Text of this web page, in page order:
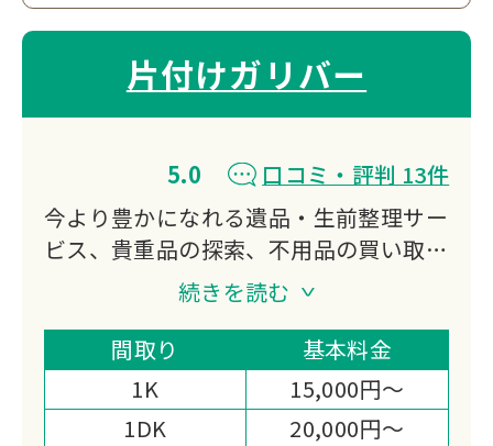
片付けガリバー
5.0
口コミ・評判 13件
今より豊かになれる遺品・生前整理サー
ビス、貴重品の探索、不用品の買い取
り、特殊清掃、ゴミ屋敷対応などをご提
供する会社になります。
私たち片付けガリバーは「日本一真面目
な遺品整理業者｣である事を宣言しま
す。
続きを読む
間取り
基本料金
1K
15,000円～
1DK
20,000円～